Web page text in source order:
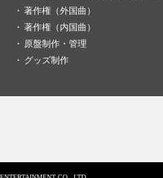
著作権（外国曲）
著作権（内国曲）
原盤制作・管理
グッズ制作